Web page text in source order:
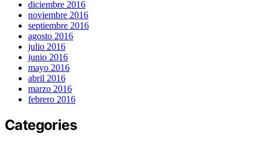
diciembre 2016
noviembre 2016
septiembre 2016
agosto 2016
julio 2016
junio 2016
mayo 2016
abril 2016
marzo 2016
febrero 2016
Categories